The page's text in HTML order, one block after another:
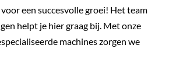
een succesvolle groei! Het team
helpt je hier graag bij. Met onze
machines zorgen we